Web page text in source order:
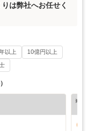
は弊社へお任せく
以上
10億円以上
※ホ